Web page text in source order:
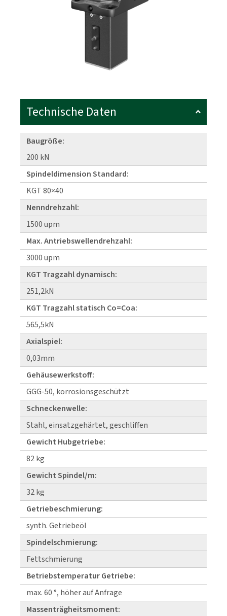
Technische Daten
Baugröße:
200 kN
Spindeldimension Standard:
KGT 80×40
Nenndrehzahl:
1500 upm
Max. Antriebswellendrehzahl:
3000 upm
KGT Tragzahl dynamisch:
251,2kN
KGT Tragzahl statisch Co=Coa:
565,5kN
Axialspiel:
0,03mm
Gehäusewerkstoff:
GGG-50, korrosionsgeschützt
Schneckenwelle:
Stahl, einsatzgehärtet, geschliffen
Gewicht Hubgetriebe:
82 kg
Gewicht Spindel/m:
32 kg
Getriebeschmierung:
synth. Getriebeöl
Spindelschmierung:
Fettschmierung
Betriebstemperatur Getriebe:
max. 60 °, höher auf Anfrage
Massenträgheitsmoment: